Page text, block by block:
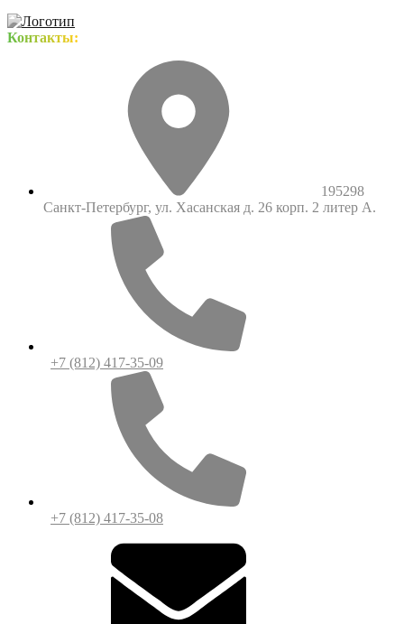
Контакты:
195298
Санкт-Петербург, ул. Хасанская д. 26 корп. 2 литер А.
+7 (812) 417-35-09
+7 (812) 417-35-08